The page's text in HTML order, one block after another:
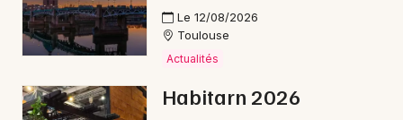
81 - Tarn
Choisir mes départements
Le 12/08/2026
Toulouse
Actualités
Habitarn 2026